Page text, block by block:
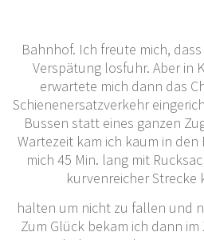
Bahnhof. Ich freute mich,
Verspätung losfuhr. Aber in
erwartete mich dann das
Schienenersatzverkehr
Bussen statt eines ganzen
Wartezeit kam ich kaum in
mich 45 Min. lang mit
kurvenreicher Strecke
halten um nicht zu fallen und
Zum Glück bekam ich dann